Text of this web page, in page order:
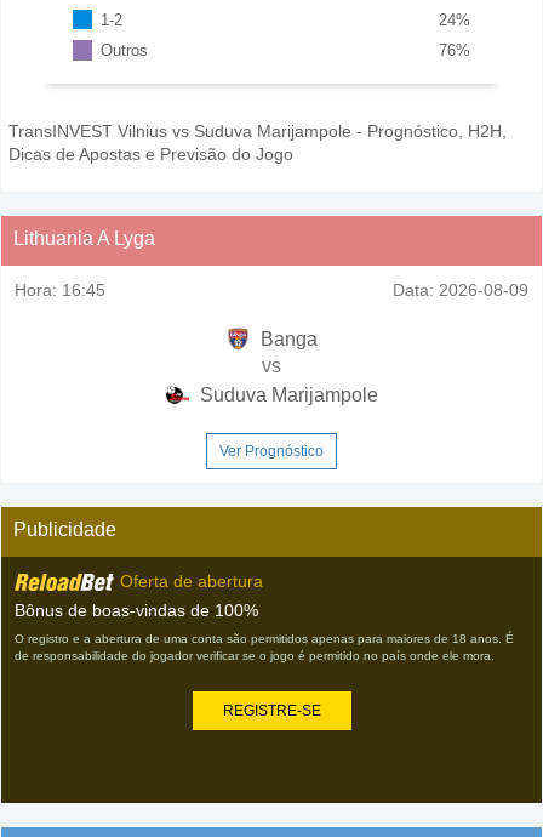
1-2 %
24
Outros
%
76
TransINVEST Vilnius vs Suduva Marijampole - Prognóstico, H2H,
Dicas de Apostas e Previsão do Jogo
Lithuania A Lyga
Hora: 16:45 Data: 2026-08-09
Banga
vs
Suduva Marijampole
Ver Prognóstico
Publicidade
Oferta de abertura
Bônus de boas-vindas de 100%
O registro e a abertura de uma conta são permitidos apenas para maiores de 18 anos. É
de responsabilidade do jogador verificar se o jogo é permitido no país onde ele mora.
REGISTRE-SE